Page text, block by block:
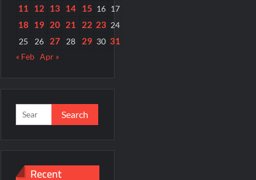
11
12 13 14 15 16 17
18 19 20 21 22 23 24
25
26 27 28 29 30 31
« Feb Apr »
Search
for:
Recent